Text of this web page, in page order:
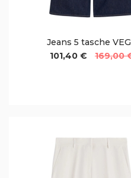
Jeans 5 tasche
101,40 €
169,00